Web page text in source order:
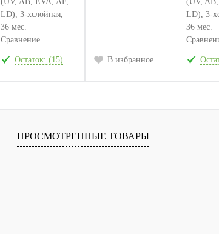
Сравнение
Остаток: (15) В избранное
ПРОСМОТРЕННЫЕ ТОВАРЫ